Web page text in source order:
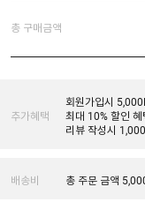
총 구매금액
추가혜택
회원가입시
최대 10% 할인 혜
리뷰 작성시
배송비 총 주문 금액